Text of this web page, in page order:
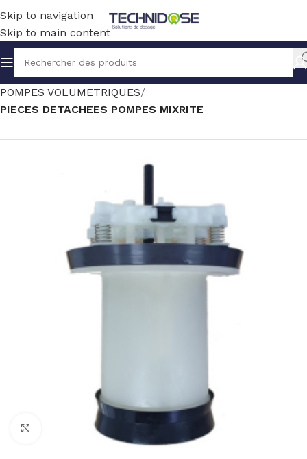
Skip to navigation
Skip to main content
Accueil TRAITEMENT EAU DOSAGE
POMPES VOLUMETRIQUES
PIECES DETACHEES POMPES MIXRITE
Click to enlarge